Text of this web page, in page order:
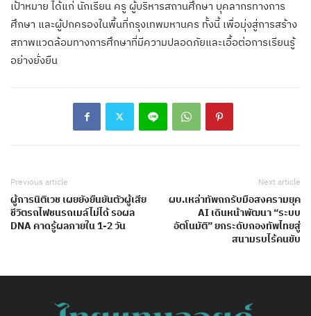
เป้าหมาย ได้แก่ นักเรียน ครู ผู้บริหารสถานศึกษา บุคลากรทางการ
ศึกษา และผู้ปกครองในพื้นที่กรุงเทพมหานคร ทั้งนี้ เพื่อมุ่งสู่การสร้าง
สภาพแวดล้อมทางการศึกษาที่มีความปลอดภัยและเอื้อต่อการเรียนรู้
อย่างยั่งยืน
Previous article
ผู้การนิติเวช เผยยังยืนยันตัวผู้เสีย
ชีวิตรถไฟชนรถเมล์ไม่ได้ รอผล
DNA คาดรู้ผลภายใน 1-2 วัน
Next article
ผบ.เหล่าทัพถกรับมือสงครามยุค
AI เดินหน้าพัฒนา “ระบบ
อัตโนมัติ” ยกระดับกองทัพไทยสู่
สนามรบไร้คนขับ